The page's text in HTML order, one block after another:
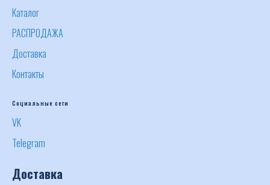
Каталог
РАСПРОДАЖА
Доставка
Контакты
Социальные сети
VK
Telegram
Доставка